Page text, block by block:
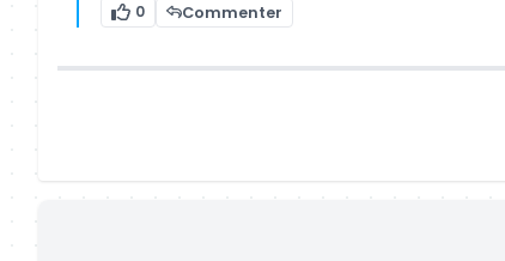
0 Commenter